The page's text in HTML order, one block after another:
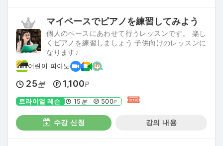
マイペースでピアノを練習してみよう
個人のペースにあわせて行うレッスンです。 楽し
くピアノを練習しましょう 子供向けのレッスンに
なります♪
어린이 피아노
25분 1,100P
트라이얼 레슨 15 분 500P
수강 신청 강의 내용